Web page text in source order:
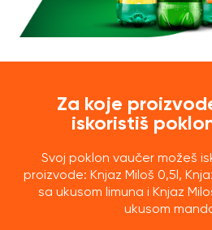
Za koje
iskoristiš
Svoj poklon vaučer možeš
proizvode: Knjaz Miloš 0,5l,
sa ukusom limuna i Knjaz
ukusom